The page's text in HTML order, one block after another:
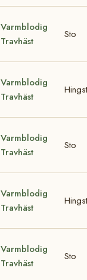
Varmblodig
Travhäst
Sto
Varmblodig
Travhäst
Hingst
Varmblodig
Travhäst
Sto
Varmblodig
Travhäst
Hingst
Varmblodig
Travhäst
Sto